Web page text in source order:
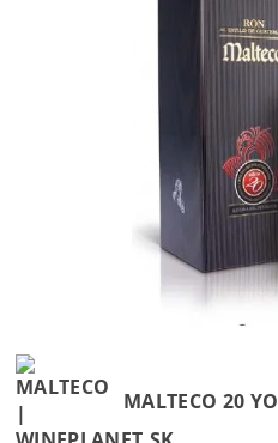
MALTECO 20 YO